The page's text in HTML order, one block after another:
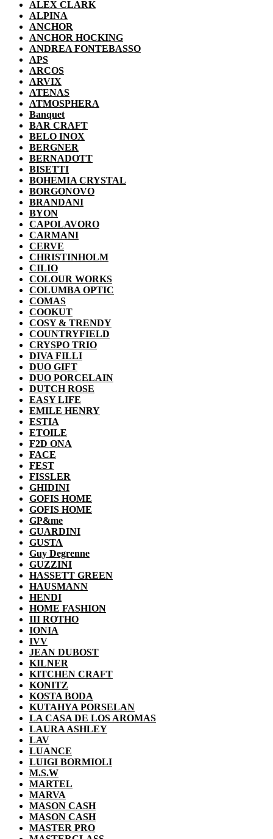
ALEX CLARK
ALPINA
ANCHOR
ANCHOR HOCKING
ANDREA FONTEBASSO
APS
ARCOS
ARVIX
ATENAS
ATMOSPHERA
Banquet
BAR CRAFT
BELO INOX
BERGNER
BERNADOTT
BISETTI
BOHEMIA CRYSTAL
BORGONOVO
BRANDANI
BYON
CAPOLAVORO
CARMANI
CERVE
CHRISTINHOLM
CILIO
COLOUR WORKS
COLUMBA OPTIC
COMAS
COOKUT
COSY & TRENDY
COUNTRYFIELD
CRYSPO TRIO
DIVA FILLI
DUO GIFT
DUO PORCELAIN
DUTCH ROSE
EASY LIFE
EMILE HENRY
ESTIA
ETOILE
F2D ONA
FACE
FEST
FISSLER
GHIDINI
GOFIS HOME
GOFIS HOME
GP&me
GUARDINI
GUSTA
Guy Degrenne
GUZZINI
HASSETT GREEN
HAUSMANN
HENDI
HOME FASHION
III ROTHO
IONIA
IVV
JEAN DUBOST
KILNER
KITCHEN CRAFT
KONITZ
KOSTA BODA
KUTAHYA PORSELAN
LA CASA DE LOS AROMAS
LAURA ASHLEY
LAV
LUANCE
LUIGI BORMIOLI
M.S.W
MARTEL
MARVA
MASON CASH
MASON CASH
MASTER PRO